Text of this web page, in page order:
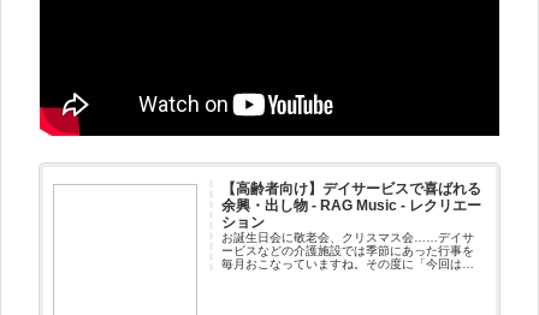
【高齢者向け】デイサービスで喜ばれる
余興・出し物 - RAG Music - レクリエー
ション
お誕生日会に敬老会、クリスマス会……デイサ
ービスなどの介護施設では季節にあった行事を
毎月おこなっていますね。その度に「今回は何